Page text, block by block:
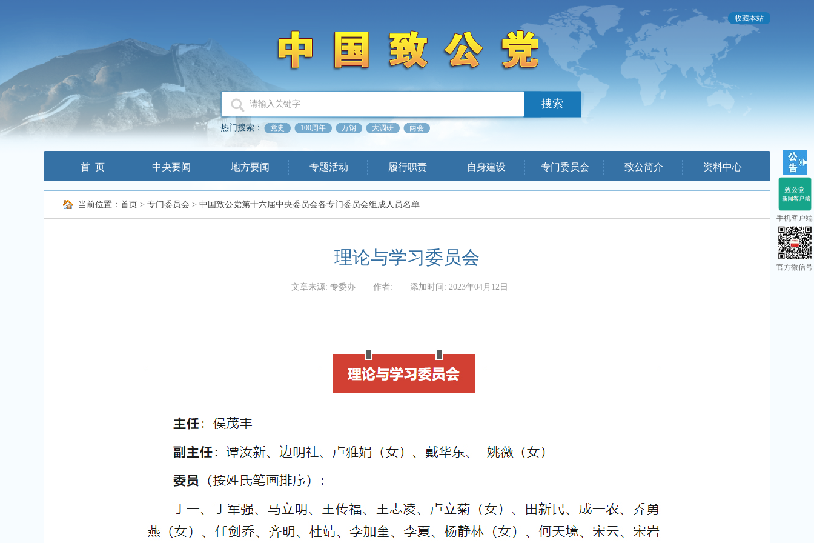
手机客户端
官方微信号
收藏本站
热门搜索： 党史 100周年 万钢 大调研 两会
首 页 中央要闻 地方要闻 专题活动 履行职责 自身建设 专门委员会 致公简介 资料中心
当前位置： 首页 > 专门委员会 > 中国致公党第十六届中央委员会各专门委员会组成人员名单
理论与学习委员会
文章来源: 专委办 作者: 添加时间: 2023年04月12日